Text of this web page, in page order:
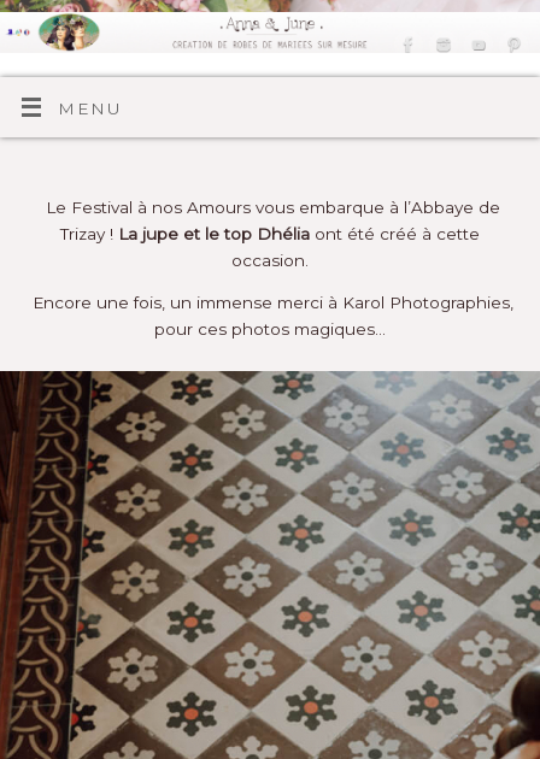
MENU
Le Festival à nos Amours vous embarque à l’Abbaye de
Trizay ! La jupe et le top Dhélia ont été créé à cette
occasion.
Encore une fois, un immense merci à Karol Photographies,
pour ces photos magiques…